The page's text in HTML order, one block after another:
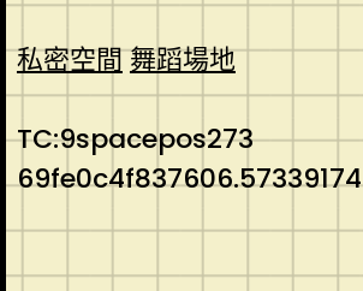
私密空間舞蹈場地
TC:9spacepos273
69fe0c4f837606.57339174